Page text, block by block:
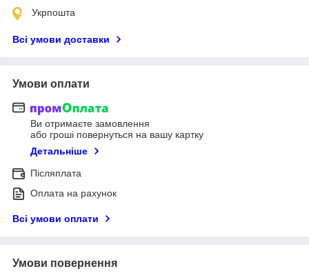
Укрпошта
Всі умови доставки
Умови оплати
Ви отримаєте замовлення
або гроші повернуться на вашу картку
Детальніше
Післяплата
Оплата на рахунок
Всі умови оплати
Умови повернення